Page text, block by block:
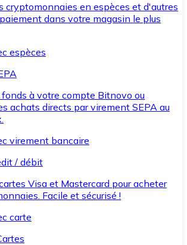
cryptomonnaies en espèces et d'autres
dans votre magasin le plus
espèces
à votre compte Bitnovo ou
achats directs par virement SEPA au
virement bancaire
/ débit
Visa et Mastercard pour acheter
Facile et sécurisé !
carte